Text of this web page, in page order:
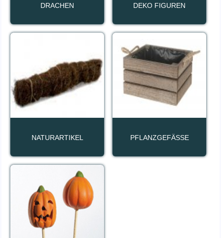
DRACHEN DEKO FIGUREN
NATURARTIKEL PFLANZGEFÄSSE